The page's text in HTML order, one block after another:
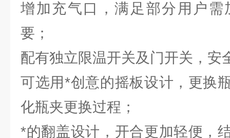
增加充气口，满足部分用户需
要；
配有独立限温开关及门开关，安
可选用*创意的摇板设计，更换
化瓶夹更换过程；
*的翻盖设计，开合更加轻便，